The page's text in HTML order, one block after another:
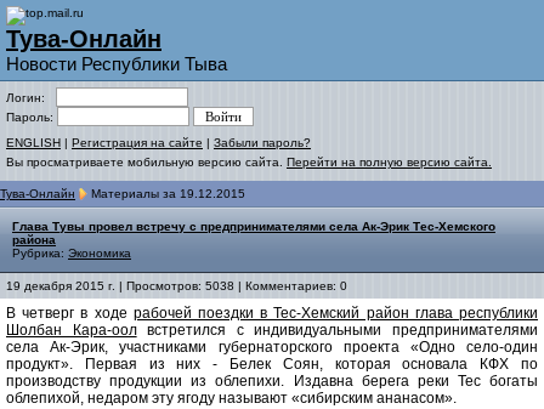
Тува-Онлайн
Новости Республики Тыва
Логин:
Пароль:
ENGLISH | Регистрация на сайте | Забыли пароль?
Вы просматриваете мобильную версию сайта. Перейти на полную версию сайта.
Тува-Онлайн Материалы за 19.12.2015
Глава Тувы провел встречу с предпринимателями села Ак-Эрик Тес-Хемского
района
Рубрика: Экономика
19 декабря 2015 г. | Просмотров: 5038 | Комментариев: 0
В четверг в ходе рабочей поездки в Тес-Хемский район глава республики
Шолбан Кара-оолвстретился с индивидуальными предпринимателями
села Ак-Эрик, участниками губернаторского проекта «Одно село-один
продукт». Первая из них - Белек Соян, которая основала КФХ по
производству продукции из облепихи. Издавна берега реки Тес богаты
облепихой, недаром эту ягоду называют «сибирским ананасом».